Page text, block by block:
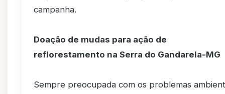
campanha.
Doação de mudas para ação de
reflorestamento na Serra do Gandarela-MG
Sempre preocupada com os problemas